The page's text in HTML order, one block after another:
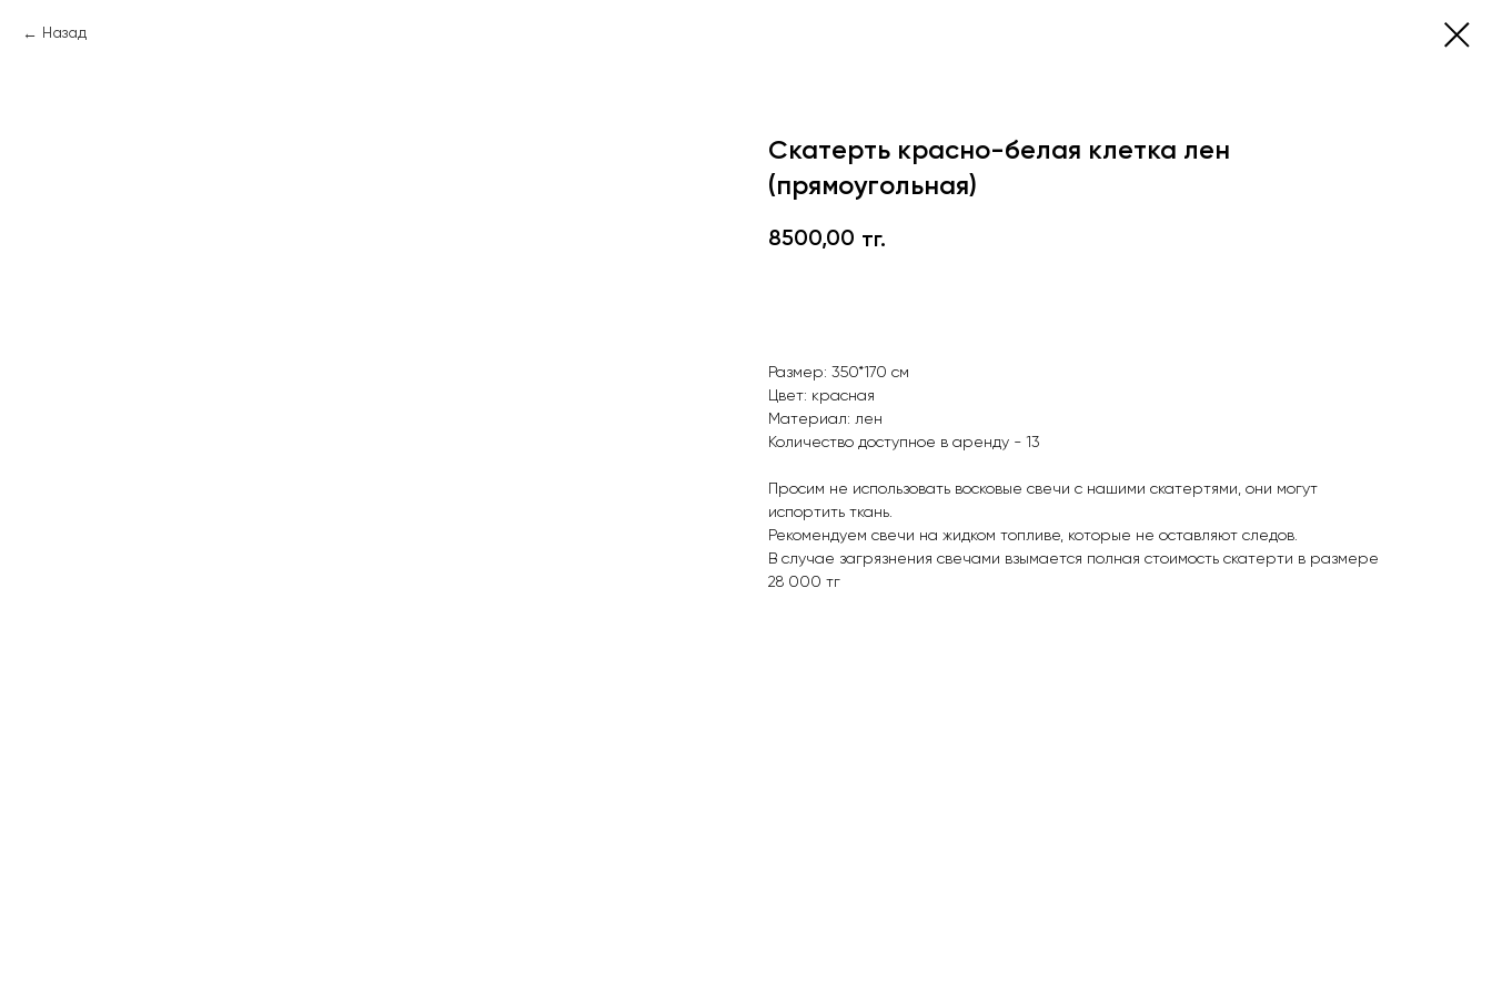
Назад
Скатерть красно-белая клетка лен
(прямоугольная)
8500,00 тг.
Размер: 350*170 см
Цвет: красная
Материал: лен
Количество доступное в аренду - 13
Просим не использовать восковые свечи с нашими скатертями, они могут
испортить ткань.
Рекомендуем свечи на жидком топливе, которые не оставляют следов.
В случае загрязнения свечами взымается полная стоимость скатерти в размере
28 000 тг